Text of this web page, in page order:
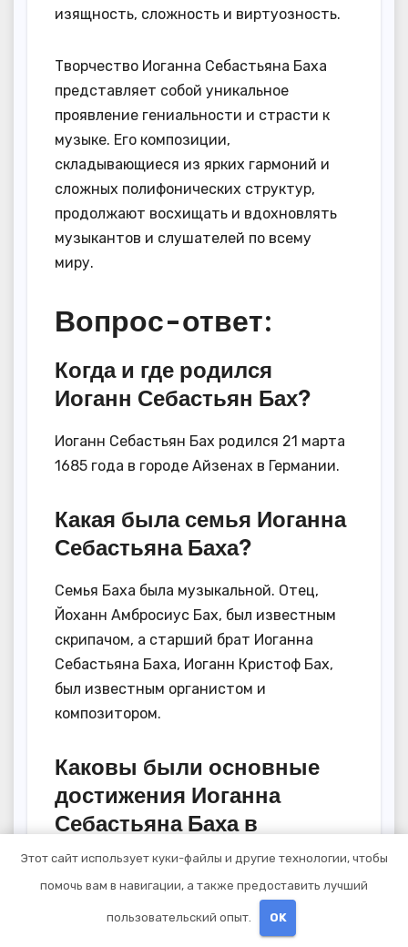
изящность, сложность и виртуозность.
Творчество Иоганна Себастьяна Баха
представляет собой уникальное
проявление гениальности и страсти к
музыке. Его композиции,
складывающиеся из ярких гармоний и
сложных полифонических структур,
продолжают восхищать и вдохновлять
музыкантов и слушателей по всему
миру.
Вопрос-ответ:
Когда и где родился
Иоганн Себастьян Бах?
Иоганн Себастьян Бах родился 21 марта
1685 года в городе Айзенах в Германии.
Какая была семья Иоганна
Себастьяна Баха?
Семья Баха была музыкальной. Отец,
Йоханн Амбросиус Бах, был известным
скрипачом, а старший брат Иоганна
Себастьяна Баха, Иоганн Кристоф Бах,
был известным органистом и
композитором.
Каковы были основные
достижения Иоганна
Себастьяна Баха в
музыке?
Иоганн Себастьян Бах считается одним
из величайших композиторов в истории
Этот сайт использует куки-файлы и другие технологии, чтобы
помочь вам в навигации, а также предоставить лучший
пользовательский опыт. OK